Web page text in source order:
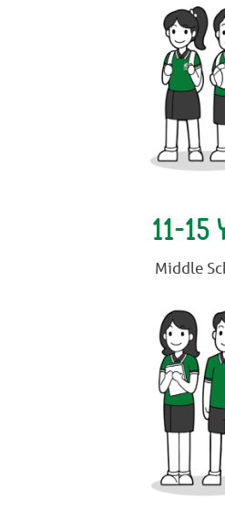
11-15
Middle